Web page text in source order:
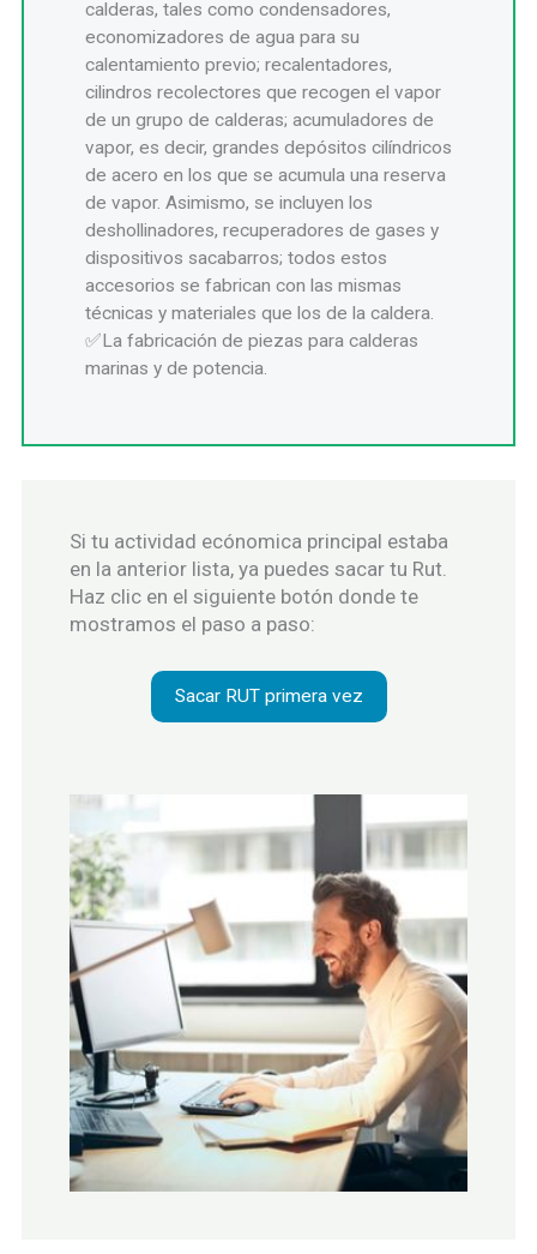
calderas, tales como condensadores,
economizadores de agua para su
calentamiento previo; recalentadores,
cilindros recolectores que recogen el vapor
de un grupo de calderas; acumuladores de
vapor, es decir, grandes depósitos cilíndricos
de acero en los que se acumula una reserva
de vapor. Asimismo, se incluyen los
deshollinadores, recuperadores de gases y
dispositivos sacabarros; todos estos
accesorios se fabrican con las mismas
técnicas y materiales que los de la caldera.
La fabricación de piezas para calderas
marinas y de potencia.
Si tu actividad ecónomica principal estaba
en la anterior lista, ya puedes sacar tu Rut.
Haz clic en el siguiente botón donde te
mostramos el paso a paso:
Sacar RUT primera vez